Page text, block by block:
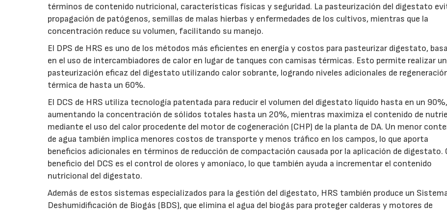
términos de contenido nutricional, características físicas y seguridad. La pasteurización del digestato
propagación de patógenos, semillas de malas hierbas y enfermedades de los cultivos, mientras que la
concentración reduce su volumen, facilitando su manejo.
El DPS de HRS es uno de los métodos más eficientes en energía y costos para pasteurizar digestato,
en el uso de intercambiadores de calor en lugar de tanques con camisas térmicas. Esto permite realizar
pasteurización eficaz del digestato utilizando calor sobrante, logrando niveles adicionales de
térmica de hasta un 60%.
El DCS de HRS utiliza tecnología patentada para reducir el volumen del digestato líquido hasta en un 90%,
aumentando la concentración de sólidos totales hasta un 20%, mientras maximiza el contenido de
mediante el uso del calor procedente del motor de cogeneración (CHP) de la planta de DA. Un menor
de agua también implica menores costos de transporte y menos tráfico en los campos, lo que aporta
beneficios adicionales en términos de reducción de compactación causada por la aplicación de digestato.
beneficio del DCS es el control de olores y amoníaco, lo que también ayuda a incrementar el contenido
nutricional del digestato.
Además de estos sistemas especializados para la gestión del digestato, HRS también produce un
Deshumidificación de Biogás (BDS), que elimina el agua del biogás para proteger calderas y motores de